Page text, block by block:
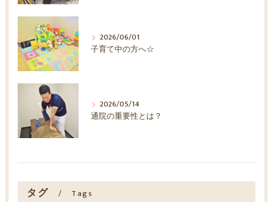
2026/06/01
子育て中の方へ☆
2026/05/14
通院の重要性とは？
タグ Tags